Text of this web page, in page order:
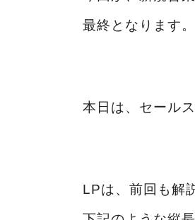
最終となります。
本日は、セール
LPは、前回も解